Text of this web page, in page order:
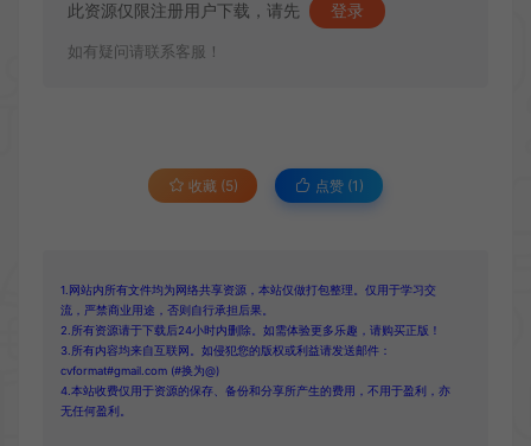
此资源仅限注册用户下载，请先 登录
如有疑问请联系客服！
收藏 (5) 点赞 (1 )
1.网站内所有文件均为网络共享资源，本站仅做打包整理。仅用于学习交
流，严禁商业用途，否则自行承担后果。
2.所有资源请于下载后24小时内删除。如需体验更多乐趣，请购买正版！
3.所有内容均来自互联网。如侵犯您的版权或利益请发送邮件：
cvformat#gmail.com (#换为@)
4.本站收费仅用于资源的保存、备份和分享所产生的费用，不用于盈利，亦
无任何盈利。